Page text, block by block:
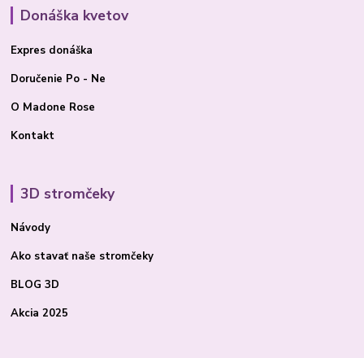
Donáška kvetov
Expres donáška
Doručenie Po - Ne
O Madone Rose
Kontakt
3D stromčeky
Návody
Ako stavať naše stromčeky
BLOG 3D
Akcia 2025